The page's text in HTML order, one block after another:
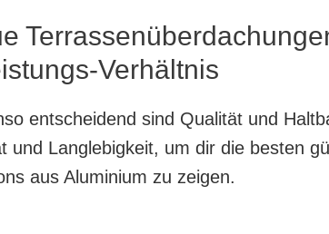
Verhältnis
entscheidend sind Qualität und
und Langlebigkeit, um dir die besten
aus Aluminium zu zeigen.